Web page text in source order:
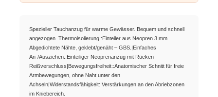
Spezieller Tauchanzug für warme Gewässer. Bequem und schnell
angezogen. Thermoisolierung::Einteiler aus Neopren 3 mm.
Abgedichtete Nähte, geklebt/genäht – GBS.|Einfaches
An-/Ausziehen::Einteiliger Neoprenanzug mit Rücken-
Reißverschluss|Bewegungsfreiheit::Anatomischer Schnitt für freie
Armbewegungen, ohne Naht unter den
Achseln|Widerstandsfähigkeit::Verstärkungen an den Abriebzonen
im Kniebereich.